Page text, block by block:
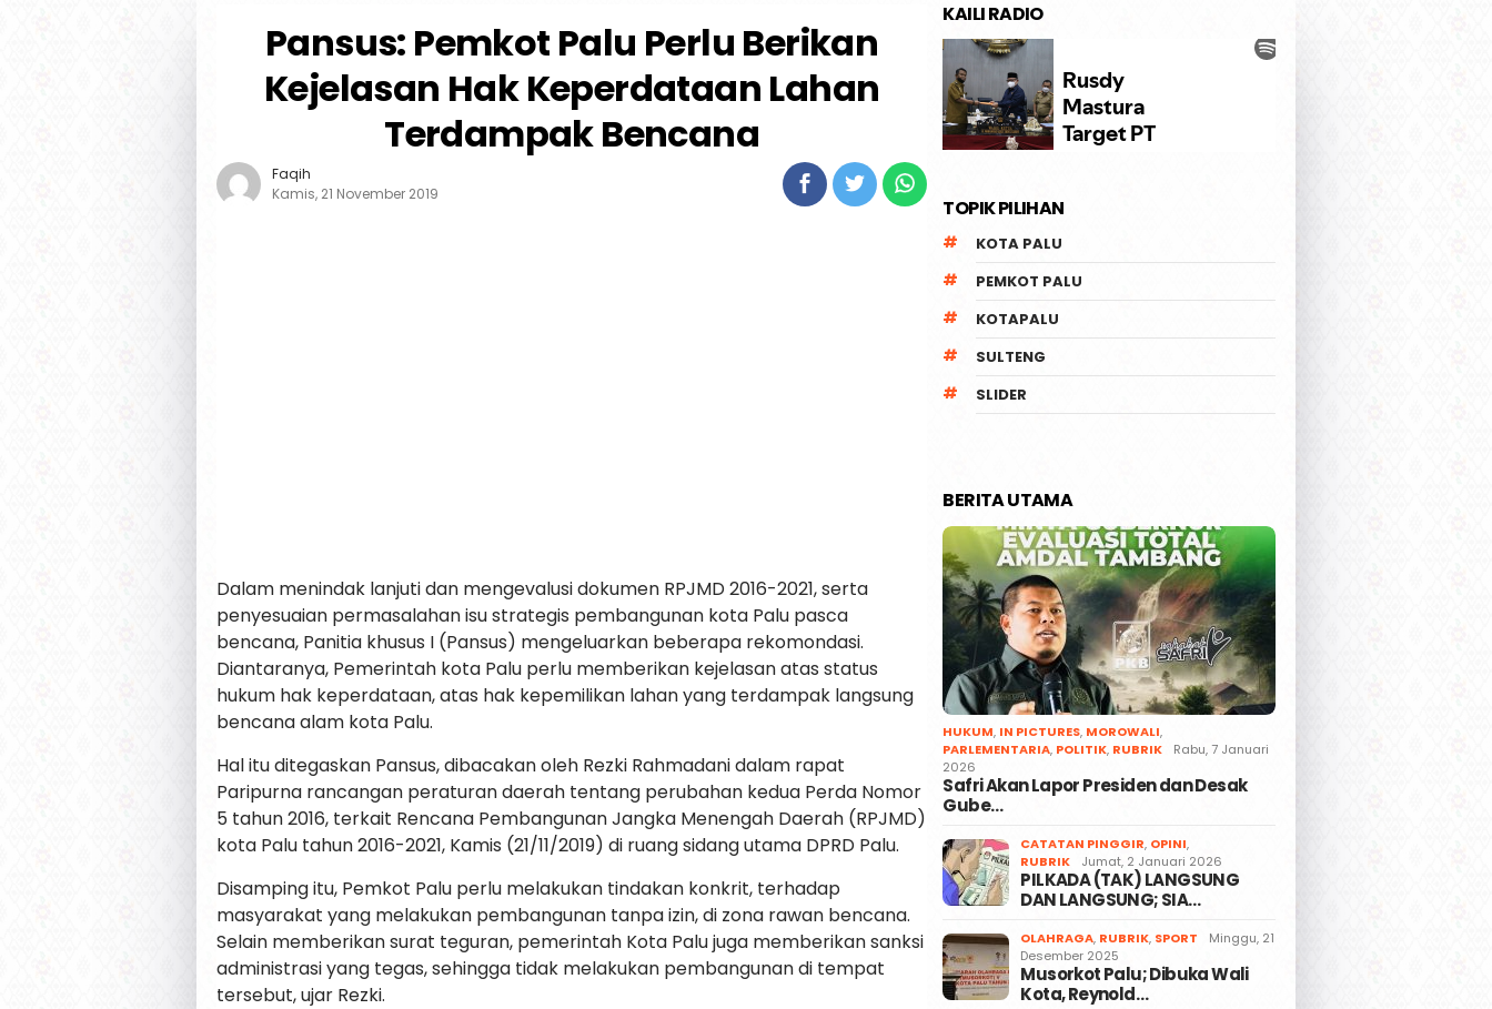
Pansus: Pemkot Palu Perlu Berikan
Kejelasan Hak Keperdataan Lahan
Terdampak Bencana
Faqih
Kamis, 21 November 2019
Dalam menindak lanjuti dan mengevalusi dokumen RPJMD 2016-2021, serta
penyesuaian permasalahan isu strategis pembangunan kota Palu pasca
bencana, Panitia khusus I (Pansus) mengeluarkan beberapa rekomondasi.
Diantaranya, Pemerintah kota Palu perlu memberikan kejelasan atas status
hukum hak keperdataan, atas hak kepemilikan lahan yang terdampak langsung
bencana alam kota Palu.
Hal itu ditegaskan Pansus, dibacakan oleh Rezki Rahmadani dalam rapat
Paripurna rancangan peraturan daerah tentang perubahan kedua Perda Nomor
5 tahun 2016, terkait Rencana Pembangunan Jangka Menengah Daerah (RPJMD)
kota Palu tahun 2016-2021, Kamis (21/11/2019) di ruang sidang utama DPRD Palu.
Disamping itu, Pemkot Palu perlu melakukan tindakan konkrit, terhadap
masyarakat yang melakukan pembangunan tanpa izin, di zona rawan bencana.
Selain memberikan surat teguran, pemerintah Kota Palu juga memberikan sanksi
administrasi yang tegas, sehingga tidak melakukan pembangunan di tempat
tersebut, ujar Rezki.
KAILI RADIO
TOPIK PILIHAN
KOTA PALU
PEMKOT PALU
KOTAPALU
SULTENG
SLIDER
BERITA UTAMA
HUKUM, IN PICTURES, MOROWALI,
PARLEMENTARIA, POLITIK, RUBRIK
Rabu, 7 Januari
2026
Safri Akan Lapor Presiden dan Desak
Gube…
CATATAN PINGGIR, OPINI,
RUBRIK
Jumat, 2 Januari 2026
PILKADA (TAK) LANGSUNG
DAN LANGSUNG; SIA…
OLAHRAGA, RUBRIK, SPORT
Minggu, 21
Desember 2025
Musorkot Palu; Dibuka Wali
Kota, Reynold…